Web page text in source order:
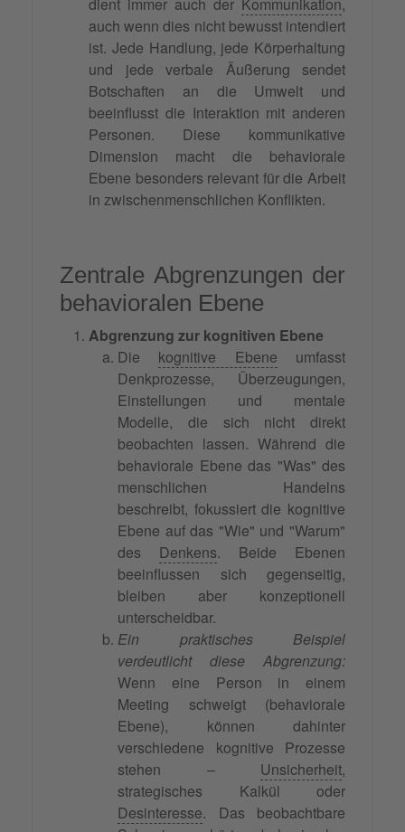
dient immer auch der Kommunikation,
auch wenn dies nicht bewusst intendiert
ist. Jede Handlung, jede Körperhaltung
und jede verbale Äußerung sendet
Botschaften an die Umwelt und
beeinflusst die Interaktion mit anderen
Personen. Diese kommunikative
Dimension macht die behaviorale
Ebene besonders relevant für die Arbeit
in zwischenmenschlichen Konflikten.
Zentrale Abgrenzungen der
behavioralen Ebene
Abgrenzung zur kognitiven Ebene
Die kognitive Ebene umfasst
Denkprozesse, Überzeugungen,
Einstellungen und mentale
Modelle, die sich nicht direkt
beobachten lassen. Während die
behaviorale Ebene das "Was" des
menschlichen Handelns
beschreibt, fokussiert die kognitive
Ebene auf das "Wie" und "Warum"
des Denkens. Beide Ebenen
beeinflussen sich gegenseitig,
bleiben aber konzeptionell
unterscheidbar.
Ein praktisches Beispiel
verdeutlicht diese Abgrenzung:
Wenn eine Person in einem
Meeting schweigt (behaviorale
Ebene), können dahinter
verschiedene kognitive Prozesse
stehen – Unsicherheit,
strategisches Kalkül oder
Desinteresse. Das beobachtbare